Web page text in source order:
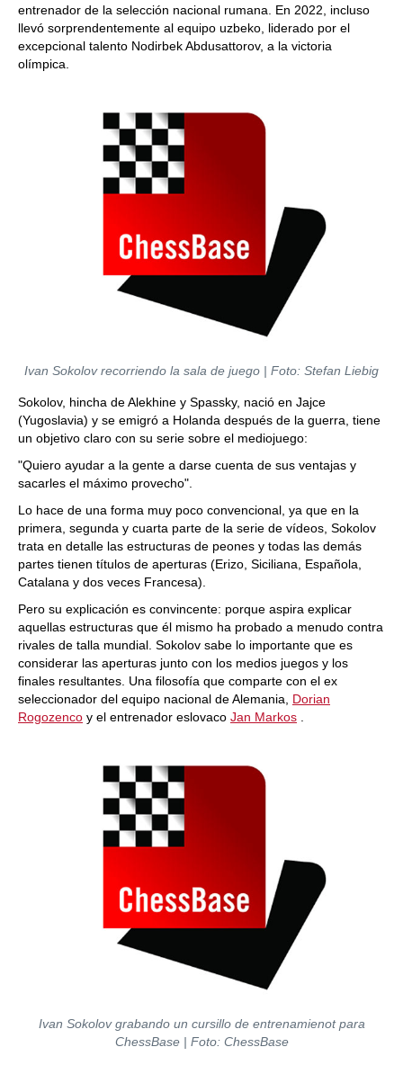
entrenador de la selección nacional rumana. En 2022, incluso
llevó sorprendentemente al equipo uzbeko, liderado por el
excepcional talento Nodirbek Abdusattorov, a la victoria
olímpica.
Ivan Sokolov recorriendo la sala de juego | Foto: Stefan Liebig
Sokolov, hincha de Alekhine y Spassky, nació en Jajce
(Yugoslavia) y se emigró a Holanda después de la guerra, tiene
un objetivo claro con su serie sobre el mediojuego:
"Quiero ayudar a la gente a darse cuenta de sus ventajas y
sacarles el máximo provecho".
Lo hace de una forma muy poco convencional, ya que en la
primera, segunda y cuarta parte de la serie de vídeos, Sokolov
trata en detalle las estructuras de peones y todas las demás
partes tienen títulos de aperturas (Erizo, Siciliana, Española,
Catalana y dos veces Francesa).
Pero su explicación es convincente: porque aspira explicar
aquellas estructuras que él mismo ha probado a menudo contra
rivales de talla mundial. Sokolov sabe lo importante que es
considerar las aperturas junto con los medios juegos y los
finales resultantes. Una filosofía que comparte con el ex
seleccionador del equipo nacional de Alemania, Dorian
Rogozenco y el entrenador eslovaco Jan Markos
Ivan Sokolov grabando un cursillo de entrenamienot para
ChessBase | Foto: ChessBase